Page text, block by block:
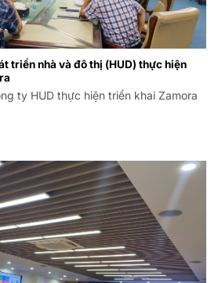
triển nhà và đô thị (HUD) thực hiện
ty HUD thực hiện triển khai Zamora